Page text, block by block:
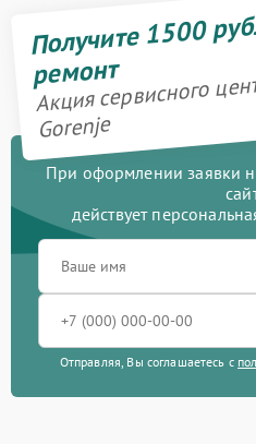
Получите 1500
ремонт
Акция сервисного
Gorenje
При оформлении заявки
действует
Отправляя, Вы соглашаетесь с